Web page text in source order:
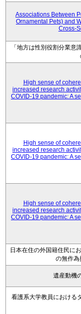
Associations Between
Ornamental Pets) and
Cross-
「地方は性別役割分業意
High sense of
increased research
COVID-19 pandemic: A
High sense of
increased research
COVID-19 pandemic: A
High sense of
increased research
COVID-19 pandemic: A
日本在住の外国籍住民に
の無作
遺産動機
看護系大学教員における